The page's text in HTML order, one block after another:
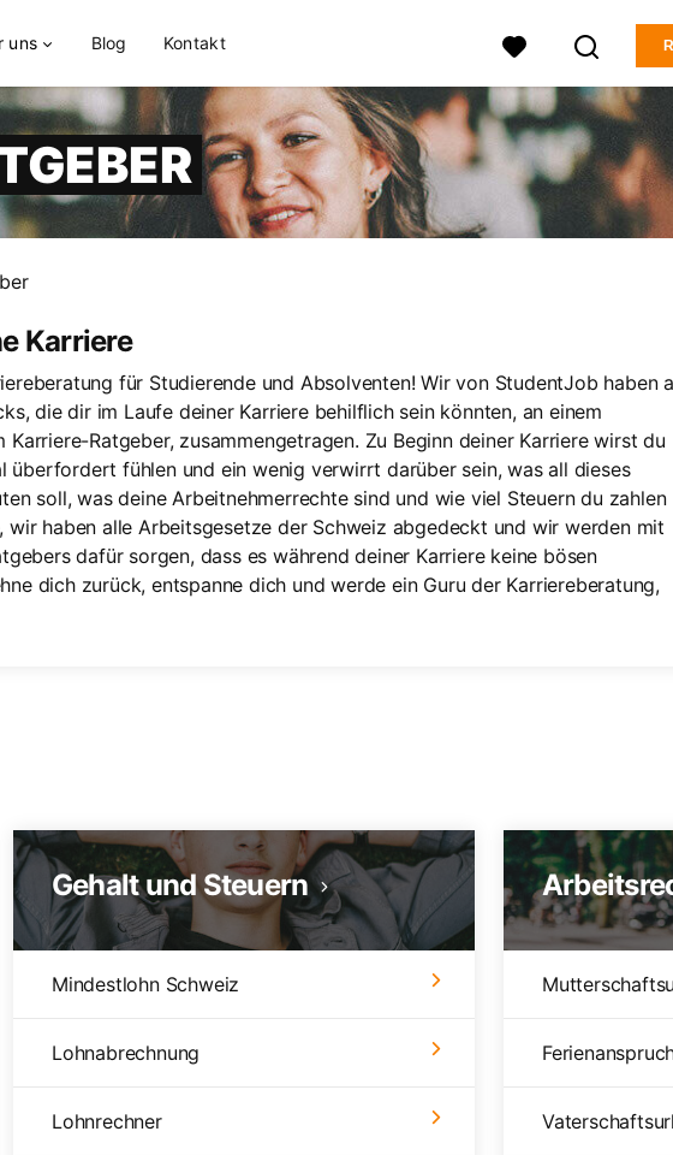
uns Blog Kontakt
Karriere
für Studierende und Absolventen! Wir von StudentJob haben
die dir im Laufe deiner Karriere behilflich sein könnten, an einem
Karriere-Ratgeber, zusammengetragen. Zu Beginn deiner Karriere wirst du
überfordert fühlen und ein wenig verwirrt darüber sein, was all dieses
soll, was deine Arbeitnehmerrechte sind und wie viel Steuern du zahlen
wir haben alle Arbeitsgesetze der Schweiz abgedeckt und wir werden mit
dafür sorgen, dass es während deiner Karriere keine bösen
dich zurück, entspanne dich und werde ein Guru der Karriereberatung,
Gehalt und Steuern
Mindestlohn Schweiz
Lohnabrechnung
Lohnrechner